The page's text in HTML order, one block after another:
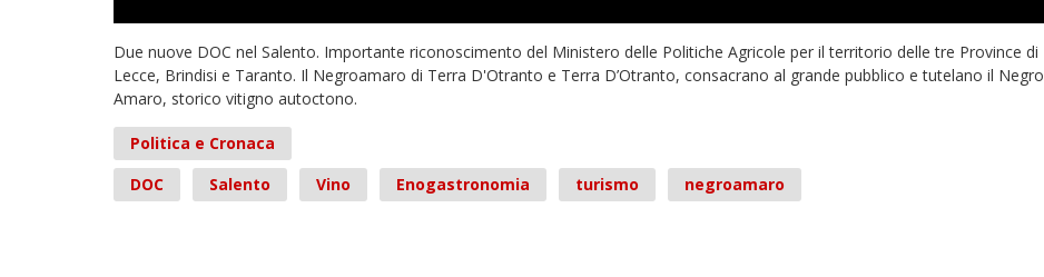
Due nuove DOC nel Salento. Importante riconoscimento del Ministero delle Politiche Agricole per il territorio delle tre Province di
Lecce, Brindisi e Taranto. Il Negroamaro di Terra D'Otranto e Terra D’Otranto, consacrano al grande pubblico e tutelano il Negro
Amaro, storico vitigno autoctono.
Politica e Cronaca
DOC
Salento Vino Enogastronomia turismo negroamaro